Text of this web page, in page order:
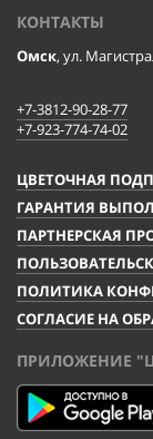
КОНТАКТЫ
Омск, ул.
+7-3812-90-28-77
+7-923-774-74-02
ЦВЕТОЧНАЯ
ГАРАНТИЯ
ПАРТНЕРСКАЯ
ПОЛИТИКА
СОГЛАСИЕ НА
ПРИЛОЖЕНИЕ